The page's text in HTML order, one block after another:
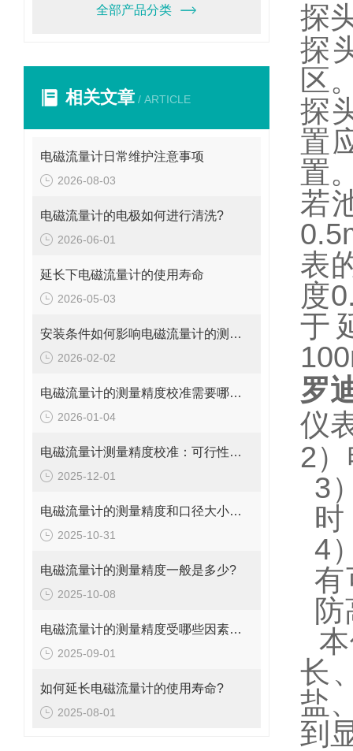
全部产品分类
相关文章 / ARTICLE
电磁流量计日常维护注意事项
2026-08-03
电磁流量计的电极如何进行清洗?
2026-06-01
延长下电磁流量计的使用寿命
2026-05-03
安装条件如何影响电磁流量计的测量精度?
2026-02-02
电磁流量计的测量精度校准需要哪些工具和设备?
2026-01-04
电磁流量计测量精度校准：可行性、方法与实操指南
2025-12-01
电磁流量计的测量精度和口径大小的关系是什么?
2025-10-31
电磁流量计的测量精度一般是多少?
2025-10-08
电磁流量计的测量精度受哪些因素影响?
2025-09-01
如何延长电磁流量计的使用寿命?
2025-08-01
探
探
区
探
置
置
若
表
度
于
罗
仪
2
3
4
有
长
盐
到